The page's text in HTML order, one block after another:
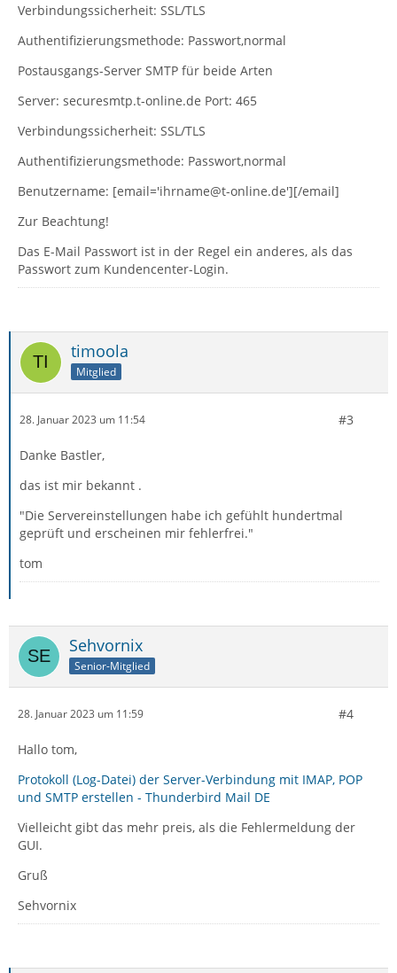
Verbindungssicherheit: SSL/TLS
Authentifizierungsmethode: Passwort,normal
Postausgangs-Server SMTP für beide Arten
Server: securesmtp.t-online.de Port: 465
Verbindungssicherheit: SSL/TLS
Authentifizierungsmethode: Passwort,normal
Benutzername: [email='ihrname@t-online.de'][/email]
Zur Beachtung!
Das E-Mail Passwort ist in der Regel ein anderes, als das
Passwort zum Kundencenter-Login.
timoola
Mitglied
28. Januar 2023 um 11:54 #3
Danke Bastler,
das ist mir bekannt .
"Die Servereinstellungen habe ich gefühlt hundertmal
geprüft und erscheinen mir fehlerfrei."
tom
Sehvornix
Senior-Mitglied
28. Januar 2023 um 11:59 #4
Hallo tom,
Protokoll (Log-Datei) der Server-Verbindung mit IMAP, POP
und SMTP erstellen - Thunderbird Mail DE
Vielleicht gibt das mehr preis, als die Fehlermeldung der
GUI.
Gruß
Sehvornix